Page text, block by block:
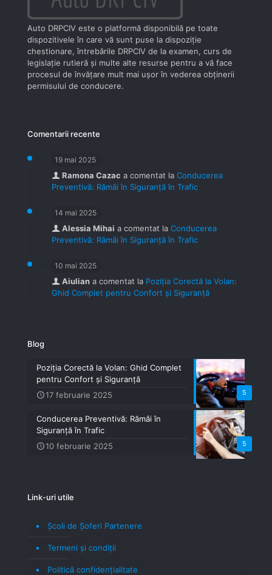
Auto DRPCIV este o platformă disponibilă pe toate
dispozitivele în care vă sunt puse la dispoziţie
chestionare, întrebările DRPCIV de la examen, curs de
legislaţie rutieră şi multe alte resurse pentru a vă face
procesul de învăţare mult mai uşor în vederea obţinerii
permisului de conducere.
Comentarii recente
19 mai 2025
Ramona Cazac a comentat la Conducerea
Preventivă: Rămâi în Siguranță în Trafic
14 mai 2025
Alessia Mihai a comentat la Conducerea
Preventivă: Rămâi în Siguranță în Trafic
10 mai 2025
Aiulian a comentat la Poziția Corectă la Volan:
Ghid Complet pentru Confort și Siguranță
Blog
5
Poziția Corectă la Volan: Ghid Complet
pentru Confort și Siguranță
17 februarie 2025
5
Conducerea Preventivă: Rămâi în
Siguranță în Trafic
10 februarie 2025
Link-uri utile
Școli de Șoferi Partenere
Termeni şi condiţii
Politică confidenţialitate